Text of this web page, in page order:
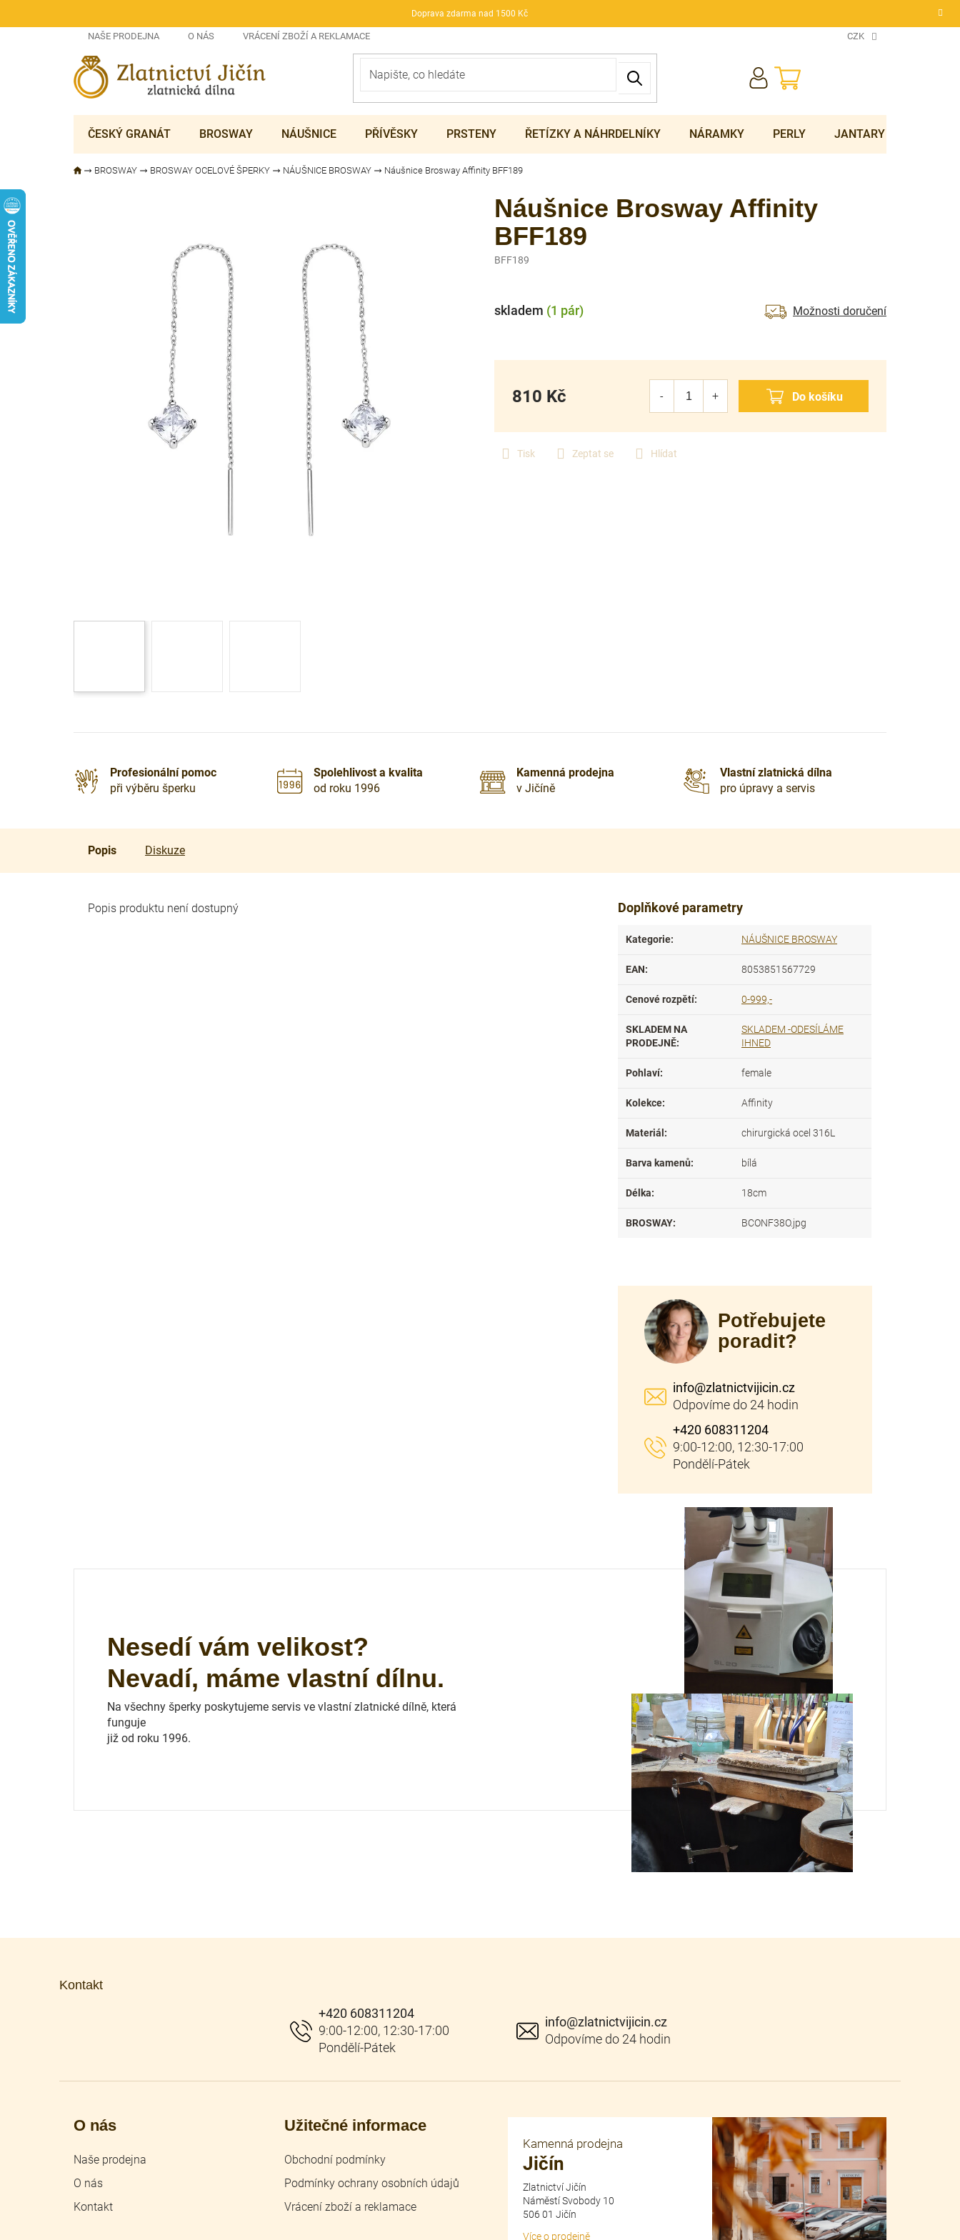
Doprava zdarma nad 1500 Kč
NAŠE PRODEJNA O NÁS VRÁCENÍ ZBOŽÍ A REKLAMACE CZK
NÁKUPNÍ
KOŠÍK
ČESKÝ GRANÁT BROSWAY NÁUŠNICE PŘÍVĚSKY PRSTENY ŘETÍZKY A NÁHRDELNÍKY NÁRAMKY PERLY JANTARY
BROSWAY BROSWAY OCELOVÉ ŠPERKY NÁUŠNICE BROSWAY Náušnice Brosway Affinity BFF189
Tisk Zeptat se Hlídat
Náušnice Brosway Affinity
BFF189
BFF189
skladem (1 pár) Možnosti doručení
810 Kč
Profesionální pomoc
při výběru šperku
Spolehlivost a kvalita
od roku 1996
Kamenná prodejna
v Jičíně
Vlastní zlatnická dílna
pro úpravy a servis
Popis Diskuze
Popis produktu není dostupný Doplňkové parametry
Kategorie: NÁUŠNICE BROSWAY
EAN: 8053851567729
Cenové rozpětí: 0-999,-
SKLADEM NA
PRODEJNĚ:
SKLADEM -ODESÍLÁME
IHNED
Pohlaví: female
Kolekce: Affinity
Materiál : chirurgická ocel 316L
Barva kamenů: bílá
Délka: 18cm
BROSWAY: BCONF38O.jpg
Potřebujete
poradit?
info@zlatnictvijicin.cz
+420 608311204
Nesedí vám velikost?
Nevadí, máme vlastní dílnu.
Na všechny šperky poskytujeme servis ve vlastní zlatnické dílně, která
funguje
již od roku 1996.
Kontakt
info@zlatnictvijicin.cz
+420 608311204
O nás
Naše prodejna
O nás
Kontakt
Užitečné informace
Obchodní podmínky
Podmínky ochrany osobních údajů
Vrácení zboží a reklamace
Kamenná prodejna
Jičín
Zlatnictví Jičín
Náměstí Svobody 10
506 01 Jičín
Více o prodejně